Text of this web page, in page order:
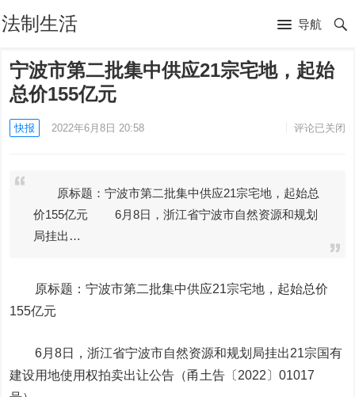
法制生活 导航
宁波市第二批集中供应21宗宅地，起始
总价155亿元
快报 2022年6月8日 20:58 评论已关闭
原标题：宁波市第二批集中供应21宗宅地，起始总
价155亿元 6月8日，浙江省宁波市自然资源和规划
局挂出…
原标题：宁波市第二批集中供应21宗宅地，起始总价
155亿元
6月8日，浙江省宁波市自然资源和规划局挂出21宗国有
建设用地使用权拍卖出让公告（甬土告〔2022〕01017